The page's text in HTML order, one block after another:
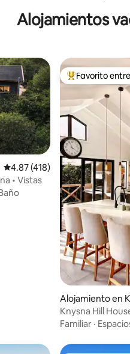
Alojamientos
Calificación promedio: 4.87 de
4.87 (418)
• Vistas
Favorito entre
Favorito
Alojamiento en
Knysna Hill
Oasis!
Familiar ·